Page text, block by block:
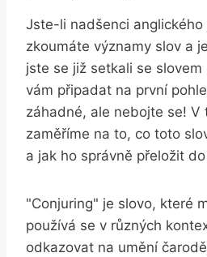
Jste-li nadšenci anglického
zkoumáte významy slov a
jste se již setkali se slovem
vám připadat na první
záhadné, ale nebojte se! V
zaměříme na to, co toto
a jak ho správně přeložit
"Conjuring" je slovo, které
používá se v různých
odkazovat na umění